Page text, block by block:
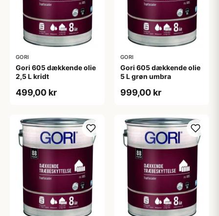
GORI
Gori 605 dækkende olie
2,5 L kridt
499,00 kr
GORI
Gori 605 dækkende olie
5 L grøn umbra
999,00 kr